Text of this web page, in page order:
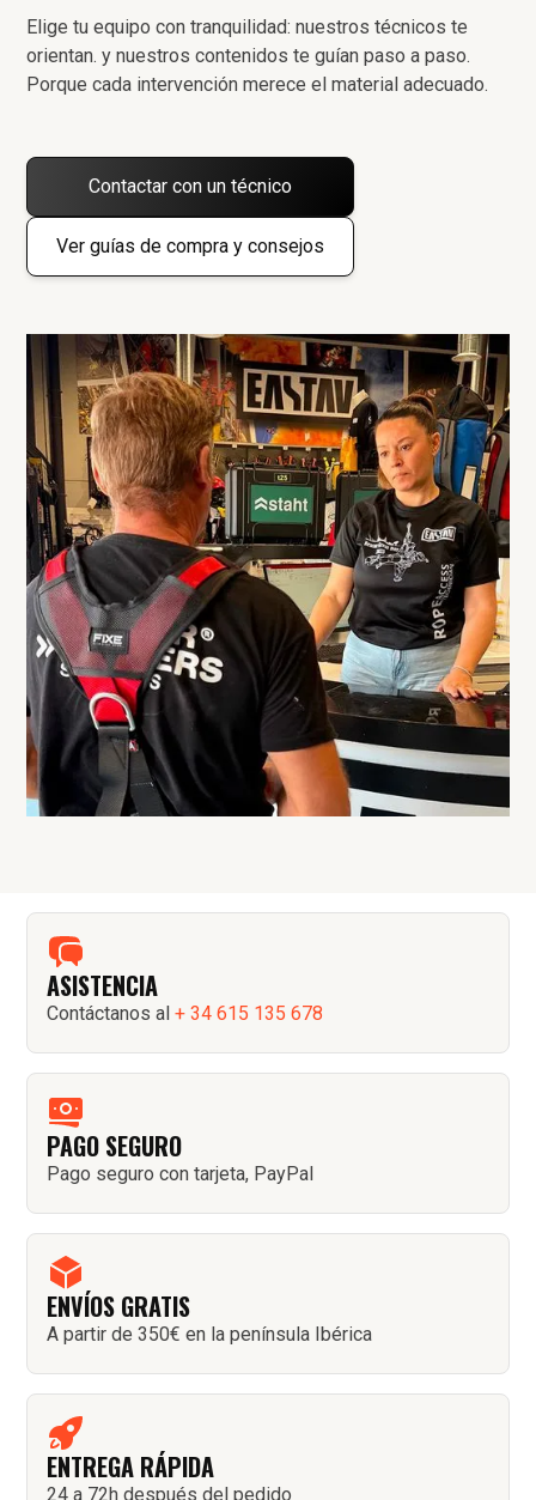
Elige tu equipo con tranquilidad: nuestros técnicos te
orientan. y nuestros contenidos te guían paso a paso.
Porque cada intervención merece el material adecuado.
Contactar con un técnico
Ver guías de compra y consejos
ASISTENCIA
Contáctanos al+ 34 615 135 678
PAGO SEGURO
Pago seguro con tarjeta, PayPal
ENVÍOS GRATIS
A partir de 350€ en la península Ibérica
ENTREGA RÁPIDA
24 a 72h después del pedido